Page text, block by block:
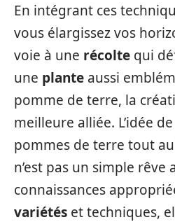
En intégrant ces
vous élargissez vos
voie à une récolte qui
une plante aussi
pomme de terre, la
meilleure alliée. L’idée de
pommes de terre tout au
n’est pas un simple rêve
connaissances
variétés et techniques,